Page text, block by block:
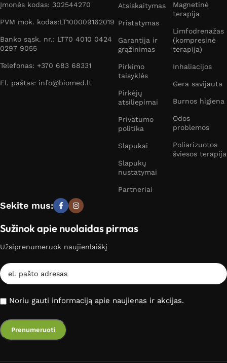
Įmonės kodas: 302544270
PVM mok. kodas:LT100009162019
Banko sąsk. nr.: LT70 4010 0424
0297 9055
Telefonas: +370 683 68331
El. paštas: info@biomed.lt
Atsiskaitymas
Pristatymas
Garantija ir
grąžinimas
Pirkimo
taisyklės
Pirkėjų
atsiliepimai
Privatumo
politika
Slapukai
Slapukų
nustatymai
Partneriai
Magnetinė
terapija
Limfodrenažas
(kompresinė
terapija)
Inhaliacijos
Gera savijauta
Burnos higiena
Odos
problemos
Poliarizuotos
šviesos terapija
Sekite mus:
Sužinok apie nuolaidas pirmas
Užsiprenumeruok naujienlaiškį
Noriu gauti informaciją apie naujienas ir akcijas.